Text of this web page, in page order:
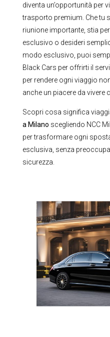
diventa un’opportunità per
trasporto premium. Che tu
riunione importante, stia
esclusivo o desideri
modo esclusivo, puoi
Black Cars per offrirti il
per rendere ogni viaggio
anche un piacere da vivere
Scopri cosa significa
a Milano scegliendo NCC
per trasformare ogni
esclusiva, senza
sicurezza.